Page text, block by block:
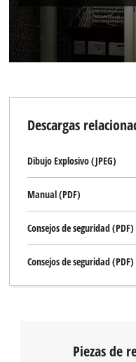
Descargas
Dibujo Explosivo (JPEG)
Manual (PDF)
Consejos de seguridad (PDF)
Consejos de seguridad (PDF)
Piezas de